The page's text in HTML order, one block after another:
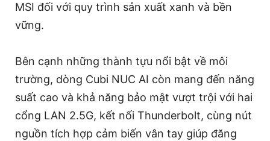
MSI đối với quy trình sản xuất xanh và bền
vững.
Bên cạnh những thành tựu nổi bật về môi
trường, dòng Cubi NUC AI còn mang đến năng
suất cao và khả năng bảo mật vượt trội với hai
cổng LAN 2.5G, kết nối Thunderbolt, cùng nút
nguồn tích hợp cảm biến vân tay giúp đăng